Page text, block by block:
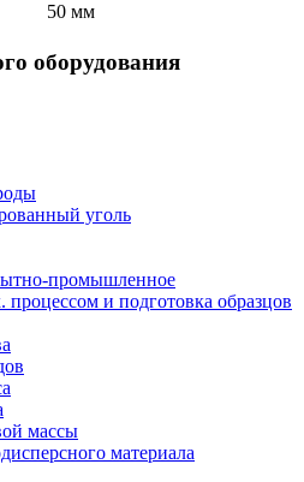
50 мм
оборудования
уголь
промышленное
процессом и подготовка образцов
массы
материала